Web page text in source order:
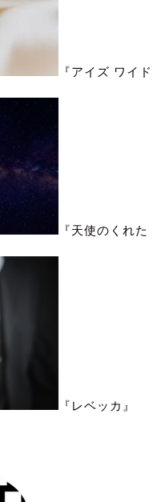
『アイズ ワイド
『天使のくれた
『レベッカ』